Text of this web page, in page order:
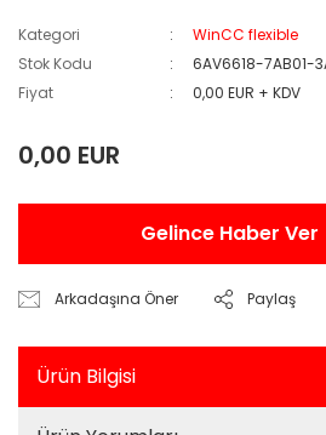
Kategori
WinCC flexible
Stok Kodu
6AV6618-7AB01-
Fiyat
0,00 EUR + KDV
0,00 EUR
Gelince Haber Ver
Arkadaşına Öner Paylaş
Ürün Bilgisi